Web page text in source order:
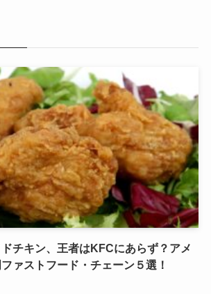
チキン、王者はKFCにあらず？アメ
ァストフード・チェーン５選！